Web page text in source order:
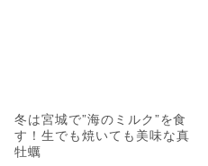
冬は宮城で”海のミルク”を食
す！生でも焼いても美味な真
牡蠣